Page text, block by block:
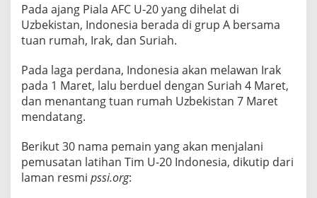
Pada ajang Piala AFC U-20 yang dihelat di
Uzbekistan, Indonesia berada di grup A bersama
tuan rumah, Irak, dan Suriah.
Pada laga perdana, Indonesia akan melawan Irak
pada 1 Maret, lalu berduel dengan Suriah 4 Maret,
dan menantang tuan rumah Uzbekistan 7 Maret
mendatang.
Berikut 30 nama pemain yang akan menjalani
pemusatan latihan Tim U-20 Indonesia, dikutip dari
laman resmi pssi.org: